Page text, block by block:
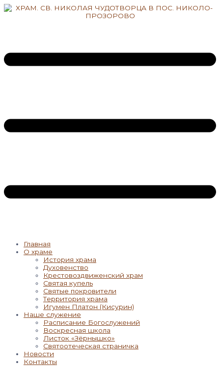
Перейти
Главная
О храме
История храма
Духовенство
Крестовоздвиженский храм
Святая купель
Святые покровители
Территория храма
Игумен Платон (Кисурин)
Наше служение
Расписание Богослужений
Воскресная школа
Листок «Зёрнышко»
Святоотеческая страничка
Новости
Контакты